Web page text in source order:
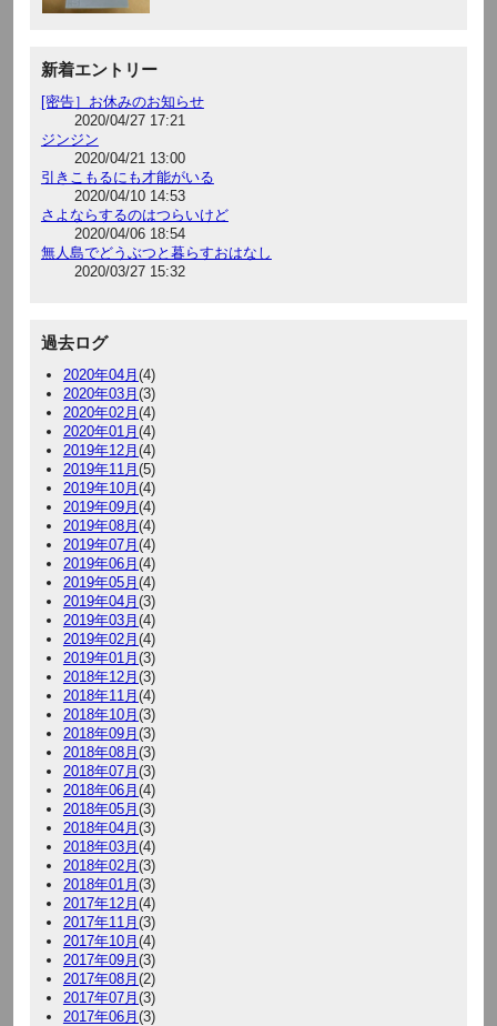
新着エントリー
[密告］お休みのお知らせ
2020/04/27 17:21
ジンジン
2020/04/21 13:00
引きこもるにも才能がいる
2020/04/10 14:53
さよならするのはつらいけど
2020/04/06 18:54
無人島でどうぶつと暮らすおはなし
2020/03/27 15:32
過去ログ
2020年04月 (4)
2020年03月 (3)
2020年02月 (4)
2020年01月 (4)
2019年12月 (4)
2019年11月 (5)
2019年10月 (4)
2019年09月 (4)
2019年08月 (4)
2019年07月 (4)
2019年06月 (4)
2019年05月 (4)
2019年04月 (3)
2019年03月 (4)
2019年02月 (4)
2019年01月 (3)
2018年12月 (3)
2018年11月 (4)
2018年10月 (3)
2018年09月 (3)
2018年08月 (3)
2018年07月 (3)
2018年06月 (4)
2018年05月 (3)
2018年04月 (3)
2018年03月 (4)
2018年02月 (3)
2018年01月 (3)
2017年12月 (4)
2017年11月 (3)
2017年10月 (4)
2017年09月 (3)
2017年08月 (2)
2017年07月 (3)
2017年06月 (3)